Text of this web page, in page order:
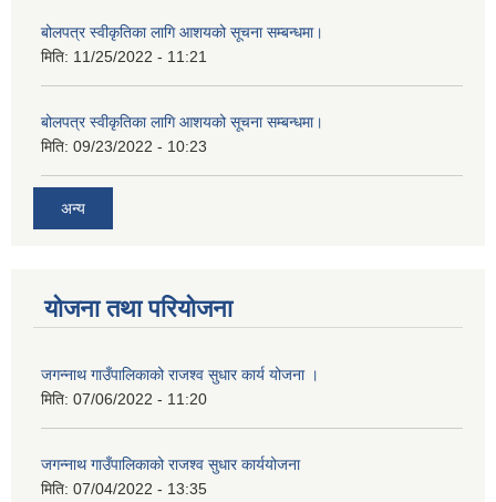
बोलपत्र स्वीकृतिका लागि आशयको सूचना सम्बन्धमा।
मिति: 11/25/2022 - 11:21
बोलपत्र स्वीकृतिका लागि आशयको सूचना सम्बन्धमा।
मिति: 09/23/2022 - 10:23
अन्य
योजना तथा परियोजना
जगन्नाथ गाउँपालिकाको राजश्व सुधार कार्य योजना ।
मिति: 07/06/2022 - 11:20
जगन्नाथ गाउँपालिकाको राजश्व सुधार कार्ययोजना
मिति: 07/04/2022 - 13:35